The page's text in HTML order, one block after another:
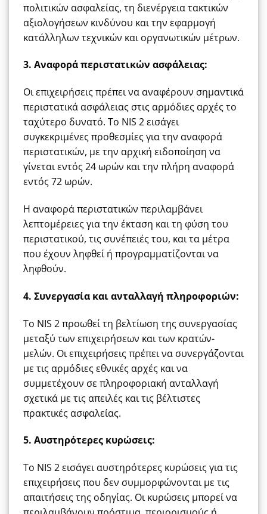
πολιτικών ασφαλείας, τη διενέργεια τακτικών
αξιολογήσεων κινδύνου και την εφαρμογή
κατάλληλων τεχνικών και οργανωτικών μέτρων.
3. Αναφορά περιστατικών ασφάλειας:
Οι επιχειρήσεις πρέπει να αναφέρουν σημαντικά
περιστατικά ασφάλειας στις αρμόδιες αρχές το
ταχύτερο δυνατό. Το NIS 2 εισάγει
συγκεκριμένες προθεσμίες για την αναφορά
περιστατικών, με την αρχική ειδοποίηση να
γίνεται εντός 24 ωρών και την πλήρη αναφορά
εντός 72 ωρών.
Η αναφορά περιστατικών περιλαμβάνει
λεπτομέρειες για την έκταση και τη φύση του
περιστατικού, τις συνέπειές του, και τα μέτρα
που έχουν ληφθεί ή προγραμματίζονται να
ληφθούν.
4. Συνεργασία και ανταλλαγή πληροφοριών:
Το NIS 2 προωθεί τη βελτίωση της συνεργασίας
μεταξύ των επιχειρήσεων και των κρατών-
μελών. Οι επιχειρήσεις πρέπει να συνεργάζονται
με τις αρμόδιες εθνικές αρχές και να
συμμετέχουν σε πληροφοριακή ανταλλαγή
σχετικά με τις απειλές και τις βέλτιστες
πρακτικές ασφαλείας.
5. Αυστηρότερες κυρώσεις:
Το NIS 2 εισάγει αυστηρότερες κυρώσεις για τις
επιχειρήσεις που δεν συμμορφώνονται με τις
απαιτήσεις της οδηγίας. Οι κυρώσεις μπορεί να